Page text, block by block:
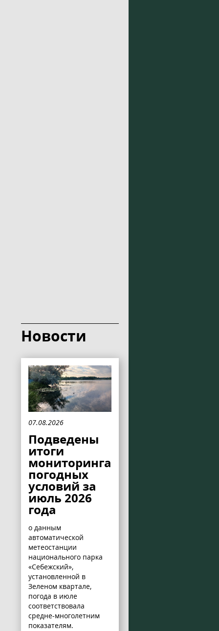
Новости
07.08.2026
Подведены
итоги
мониторинга
погодных
условий за
июль 2026
года
о данным
автоматической
метеостанции
национального парка
«Себежский»,
установленной в
Зеленом квартале,
погода в июле
соответствовала
средне-многолетним
показателям.